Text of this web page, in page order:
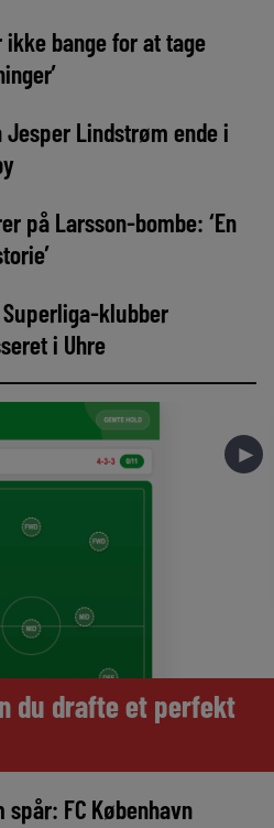
ikke bange for at tage
Jesper Lindstrøm ende i
på Larsson-bombe: ‘En
klubber
i Uhre
►
du drafte et perfekt
spår: FC København